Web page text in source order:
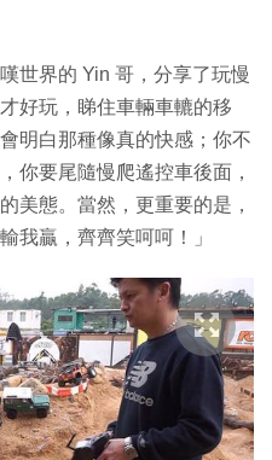
世界的 Yin 哥，分享了玩慢
好玩，睇住車輛車轆的移
明白那種像真的快感；你不
你要尾隨慢爬遙控車後面，
美態。當然，更重要的是，
我贏，齊齊笑呵呵！」